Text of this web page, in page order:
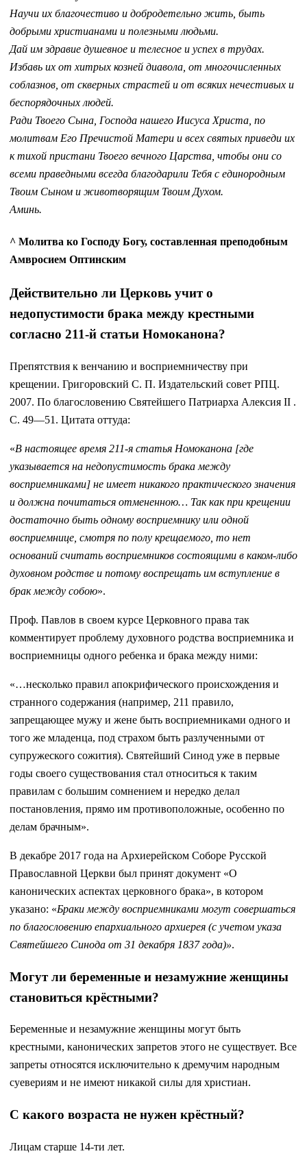
Научи их благочестиво и добродетельно жить, быть
добрыми христианами и полезными людьми.
Дай им здравие душевное и телесное и успех в трудах.
Избавь их от хитрых козней диавола, от многочисленных
соблазнов, от скверных страстей и от всяких нечестивых и
беспорядочных людей.
Ради Твоего Сына, Господа нашего Иисуса Христа, по
молитвам Его Пречистой Матери и всех святых приведи их
к тихой пристани Твоего вечного Царства, чтобы они со
всеми праведными всегда благодарили Тебя с единородным
Твоим Сыном и животворящим Твоим Духом.
Аминь.
^ Молитва ко Господу Богу, составленная преподобным
Амвросием Оптинским
Действительно ли Церковь учит о
недопустимости брака между крестными
согласно 211-й статьи Номоканона?
Препятствия к венчанию и восприемничеству при
крещении. Григоровский С. П. Издательский совет РПЦ.
2007. По благословению Святейшего Патриарха Алексия II .
С. 49—51. Цитата оттуда:
«В настоящее время 211-я статья Номоканона [где
указывается на недопустимость брака между
восприемниками] не имеет никакого практического значения
и должна почитаться отмененною… Так как при крещении
достаточно быть одному восприемнику или одной
восприемнице, смотря по полу крещаемого, то нет
оснований считать восприемников состоящими в каком-либо
духовном родстве и потому воспрещать им вступление в
брак между собою».
Проф. Павлов в своем курсе Церковного права так
комментирует проблему духовного родства восприемника и
восприемницы одного ребенка и брака между ними:
«…несколько правил апокрифического происхождения и
странного содержания (например, 211 правило,
запрещающее мужу и жене быть восприемниками одного и
того же младенца, под страхом быть разлученными от
супружеского сожития). Святейший Синод уже в первые
годы своего существования стал относиться к таким
правилам с большим сомнением и нередко делал
постановления, прямо им противоположные, особенно по
делам брачным».
В декабре 2017 года на Архиерейском Соборе Русской
Православной Церкви был принят документ «О
канонических аспектах церковного брака», в котором
указано: «Браки между восприемниками могут совершаться
по благословению епархиального архиерея (с учетом указа
Святейшего Синода от 31 декабря 1837 года)».
Могут ли беременные и незамужние женщины
становиться крёстными?
Беременные и незамужние женщины могут быть
крестными, канонических запретов этого не существует. Все
запреты относятся исключительно к дремучим народным
суевериям и не имеют никакой силы для христиан.
С какого возраста не нужен крёстный?
Лицам старше 14-ти лет.